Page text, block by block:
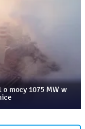
o mocy 1075 MW w